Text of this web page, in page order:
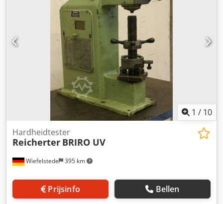
1 / 10
Wiefelstede 395 km
Hardheidtester
Reicherter BRIRO UV
Prijsinfo Bellen